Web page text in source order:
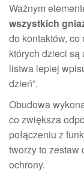
Ważnym
wszystkich
do kontaktów,
których dzieci
listwa lepiej
dzień”.
Obudowa
co zwiększa
połączeniu z
tworzy to zestaw
ochrony.